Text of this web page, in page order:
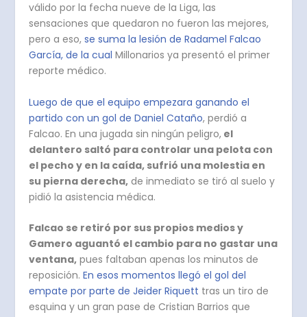
válido por la fecha nueve de la Liga, las
sensaciones que quedaron no fueron las mejores,
pero a eso,se suma la lesión de Radamel Falcao
García, de la cual Millonarios ya presentó el primer
reporte médico.
Luego de que el equipo empezara ganando el
partido con un gol de Daniel Cataño, perdió a
Falcao. En una jugada sin ningún peligro, el
delantero saltó para controlar una pelota con
el pecho y en la caída, sufrió una molestia en
su pierna derecha, de inmediato se tiró al suelo y
pidió la asistencia médica.
Falcao se retiró por sus propios medios y
Gamero aguantó el cambio para no gastar una
ventana, pues faltaban apenas los minutos de
reposición.En esos momentos llegó el gol del
empate por parte de Jeider Riquett tras un tiro de
esquina y un gran pase de Cristian Barrios que